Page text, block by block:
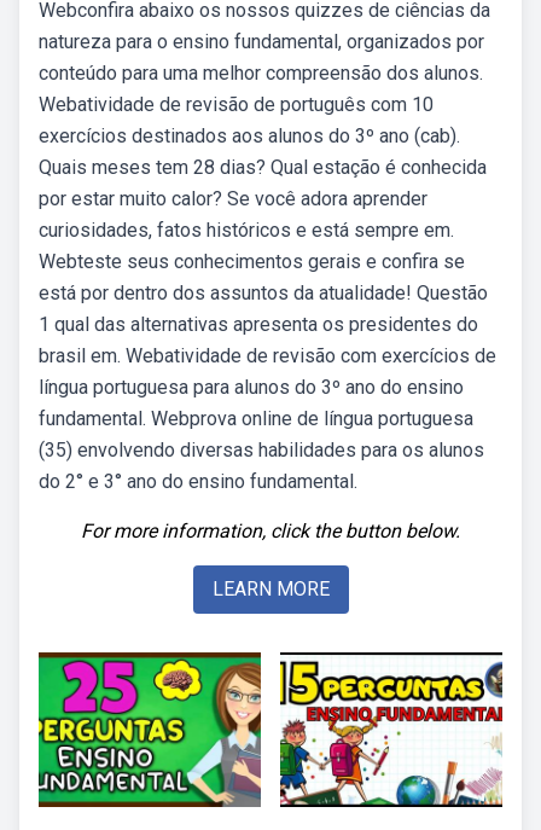
Webconfira abaixo os nossos quizzes de ciências da
natureza para o ensino fundamental, organizados por
conteúdo para uma melhor compreensão dos alunos.
Webatividade de revisão de português com 10
exercícios destinados aos alunos do 3º ano (cab).
Quais meses tem 28 dias? Qual estação é conhecida
por estar muito calor? Se você adora aprender
curiosidades, fatos históricos e está sempre em.
Webteste seus conhecimentos gerais e confira se
está por dentro dos assuntos da atualidade! Questão
1 qual das alternativas apresenta os presidentes do
brasil em. Webatividade de revisão com exercícios de
língua portuguesa para alunos do 3º ano do ensino
fundamental. Webprova online de língua portuguesa
(35) envolvendo diversas habilidades para os alunos
do 2° e 3° ano do ensino fundamental.
For more information, click the button below.
LEARN MORE